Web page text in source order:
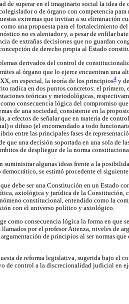
de superar en el imaginario social la idea
o de órgano con competencia
extremas que invitan a su eliminación
una propuesta para el fortalecimiento
no es alentador y, a pesar de enfilar
de extrañas decisiones que no guardan
de derecho propia al Estado
derivados del control de
al órgano que lo ejerce encuentran una
en especial, la teoría de los principios4 y
radica en dos puntos concretos: el
teóricas y metodológicas,
consecuencia lógica del compromiso
de una sociedad, consistente en la
a efectos de señalar que en materia de
o difuso (el encomendado a todo
entre las principales fases de
que una decisión soportada en una sola de
de despliegue de la norma
suministrar algunas ideas frente a la
se estimó procedente el
debe ser una Constitución en un Estado
axiológica y jurídica de la Constitución,
constitucional, entendido como la
con el universo político y axiológico.
como consecuencia lógica la forma en que
por el profesor Atienza, niveles de
de principios al ser normas
de reforma legislativa, sugerida bajo el
de control a la discrecionalidad judicial en